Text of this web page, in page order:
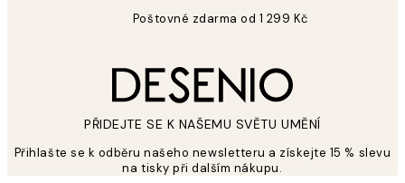
Poštovné zdarma od 1 299 Kč
PŘIDEJTE SE K NAŠEMU SVĚTU UMĚNÍ
Přihlašte se k odběru našeho newsletteru a získejte 15 % slevu
na tisky při dalším nákupu.